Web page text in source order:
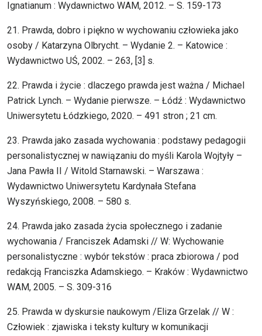
Ignatianum : Wydawnictwo WAM, 2012. – S. 159-173
21. Prawda, dobro i piękno w wychowaniu człowieka jako
osoby / Katarzyna Olbrycht. – Wydanie 2. – Katowice :
Wydawnictwo UŚ, 2002. – 263, [3] s.
22. Prawda i życie : dlaczego prawda jest ważna / Michael
Patrick Lynch. – Wydanie pierwsze. – Łódź : Wydawnictwo
Uniwersytetu Łódzkiego, 2020. – 491 stron ; 21 cm.
23. Prawda jako zasada wychowania : podstawy pedagogii
personalistycznej w nawiązaniu do myśli Karola Wojtyły –
Jana Pawła II / Witold Starnawski. – Warszawa :
Wydawnictwo Uniwersytetu Kardynała Stefana
Wyszyńskiego, 2008. – 580 s.
24. Prawda jako zasada życia społecznego i zadanie
wychowania / Franciszek Adamski // W: Wychowanie
personalistyczne : wybór tekstów : praca zbiorowa / pod
redakcją Franciszka Adamskiego. – Kraków : Wydawnictwo
WAM, 2005. – S. 309-316
25. Prawda w dyskursie naukowym /Eliza Grzelak // W :
Człowiek : zjawiska i teksty kultury w komunikacji